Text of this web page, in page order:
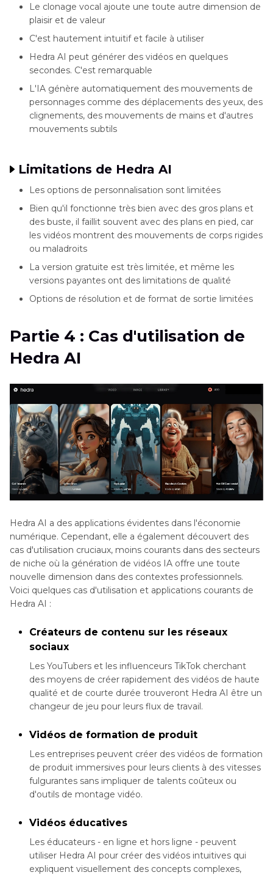
Le clonage vocal ajoute une toute autre dimension de
plaisir et de valeur
C'est hautement intuitif et facile à utiliser
Hedra AI peut générer des vidéos en quelques
secondes. C'est remarquable
L'IA génère automatiquement des mouvements de
personnages comme des déplacements des yeux, des
clignements, des mouvements de mains et d'autres
mouvements subtils
Limitations de Hedra AI
Les options de personnalisation sont limitées
Bien qu'il fonctionne très bien avec des gros plans et
des buste, il faillit souvent avec des plans en pied, car
les vidéos montrent des mouvements de corps rigides
ou maladroits
La version gratuite est très limitée, et même les
versions payantes ont des limitations de qualité
Options de résolution et de format de sortie limitées
Partie 4 : Cas d'utilisation de
Hedra AI
Hedra AI a des applications évidentes dans l'économie
numérique. Cependant, elle a également découvert des
cas d'utilisation cruciaux, moins courants dans des secteurs
de niche où la génération de vidéos IA offre une toute
nouvelle dimension dans des contextes professionnels.
Voici quelques cas d'utilisation et applications courants de
Hedra AI :
Créateurs de contenu sur les réseaux
sociaux
Les YouTubers et les influenceurs TikTok cherchant
des moyens de créer rapidement des vidéos de haute
qualité et de courte durée trouveront Hedra AI être un
changeur de jeu pour leurs flux de travail.
Vidéos de formation de produit
Les entreprises peuvent créer des vidéos de formation
de produit immersives pour leurs clients à des vitesses
fulgurantes sans impliquer de talents coûteux ou
d'outils de montage vidéo.
Vidéos éducatives
Les éducateurs - en ligne et hors ligne - peuvent
utiliser Hedra AI pour créer des vidéos intuitives qui
expliquent visuellement des concepts complexes,